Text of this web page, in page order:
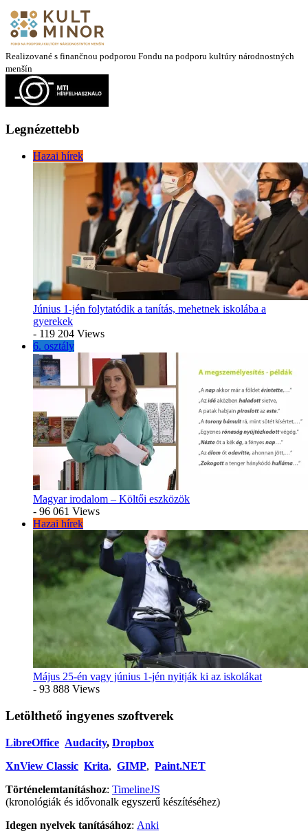
Realizované s finančnou podporou Fondu na podporu kultúry národnostných
menšín
Legnézettebb
Hazai hírek
Június 1-jén folytatódik a tanítás, mehetnek iskolába a
gyerekek
- 119 204 Views
6. osztály
Magyar irodalom – Költői eszközök
- 96 061 Views
Hazai hírek
Május 25-én vagy június 1-jén nyitják ki az iskolákat
- 93 888 Views
Letölthető ingyenes szoftverek
LibreOffice Audacity, Dropbox
XnView Classic Krita, GIMP, Paint.NET
Történelemtanításhoz: TimelineJS
(kronológiák és idővonalk egyszerű készítéséhez)
Idegen nyelvek tanításához: Anki